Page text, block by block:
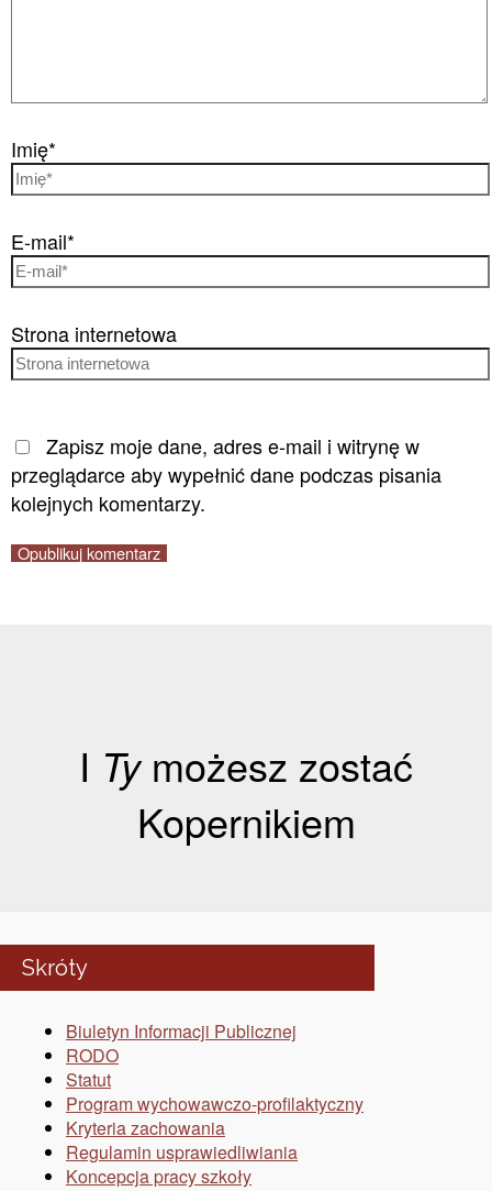
Imię*
E-mail*
Strona internetowa
Zapisz moje dane, adres e-mail i witrynę w
przeglądarce aby wypełnić dane podczas pisania
kolejnych komentarzy.
I Tymożesz zostać
Kopernikiem
Skróty
Biuletyn Informacji Publicznej
RODO
Statut
Program wychowawczo-profilaktyczny
Kryteria zachowania
Regulamin usprawiedliwiania
Koncepcja pracy szkoły